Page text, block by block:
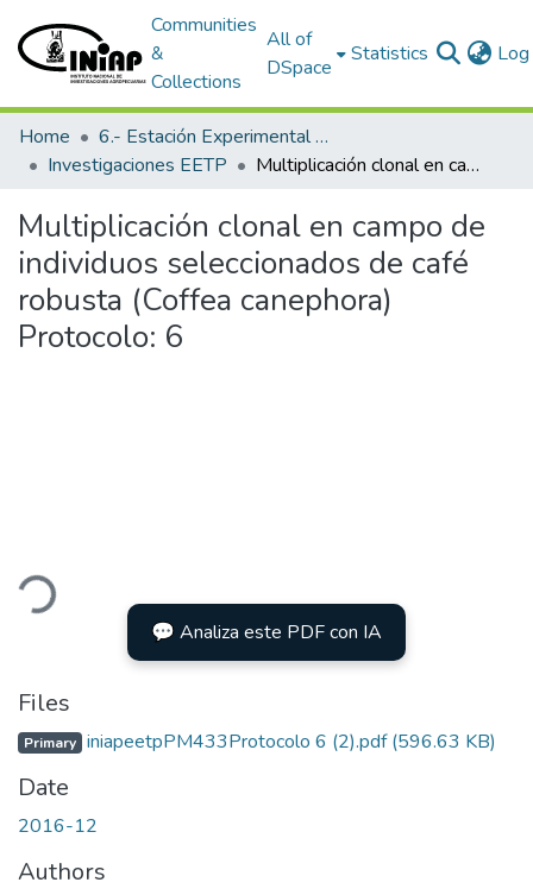
Communities
&
Collections
All of
DSpace
Statistics
Home
6.- Estación Experimental Tropical Pichilingue
Investigaciones EETP
Multiplicación clonal en campo de individuos seleccionados de café robusta (Coffea canephora) Protocolo: 6
Multiplicación clonal en campo de
individuos seleccionados de café
robusta (Coffea canephora)
Protocolo: 6
💬 Analiza este PDF con IA
Files
Primary iniapeetpPM433Protocolo 6 (2).pdf(596.63 KB)
Date
2016-12
Authors